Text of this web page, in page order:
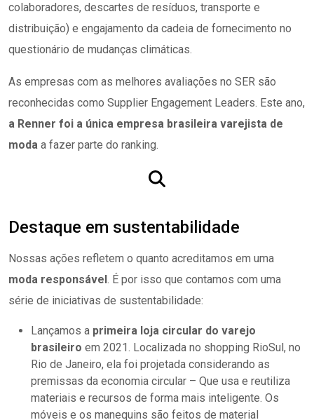
colaboradores, descartes de resíduos, transporte e
distribuição) e engajamento da cadeia de fornecimento no
questionário de mudanças climáticas.
As empresas com as melhores avaliações no SER são
reconhecidas como Supplier Engagement Leaders. Este ano,
a Renner foi a única empresa brasileira varejista de
moda a fazer parte do ranking.
Destaque em sustentabilidade
Nossas ações refletem o quanto acreditamos em uma
moda responsável. É por isso que contamos com uma
série de iniciativas de sustentabilidade:
Lançamos a primeira loja circular do varejo
brasileiro em 2021. Localizada no shopping RioSul, no
Rio de Janeiro, ela foi projetada considerando as
premissas da economia circular – Que usa e reutiliza
materiais e recursos de forma mais inteligente. Os
móveis e os manequins são feitos de material